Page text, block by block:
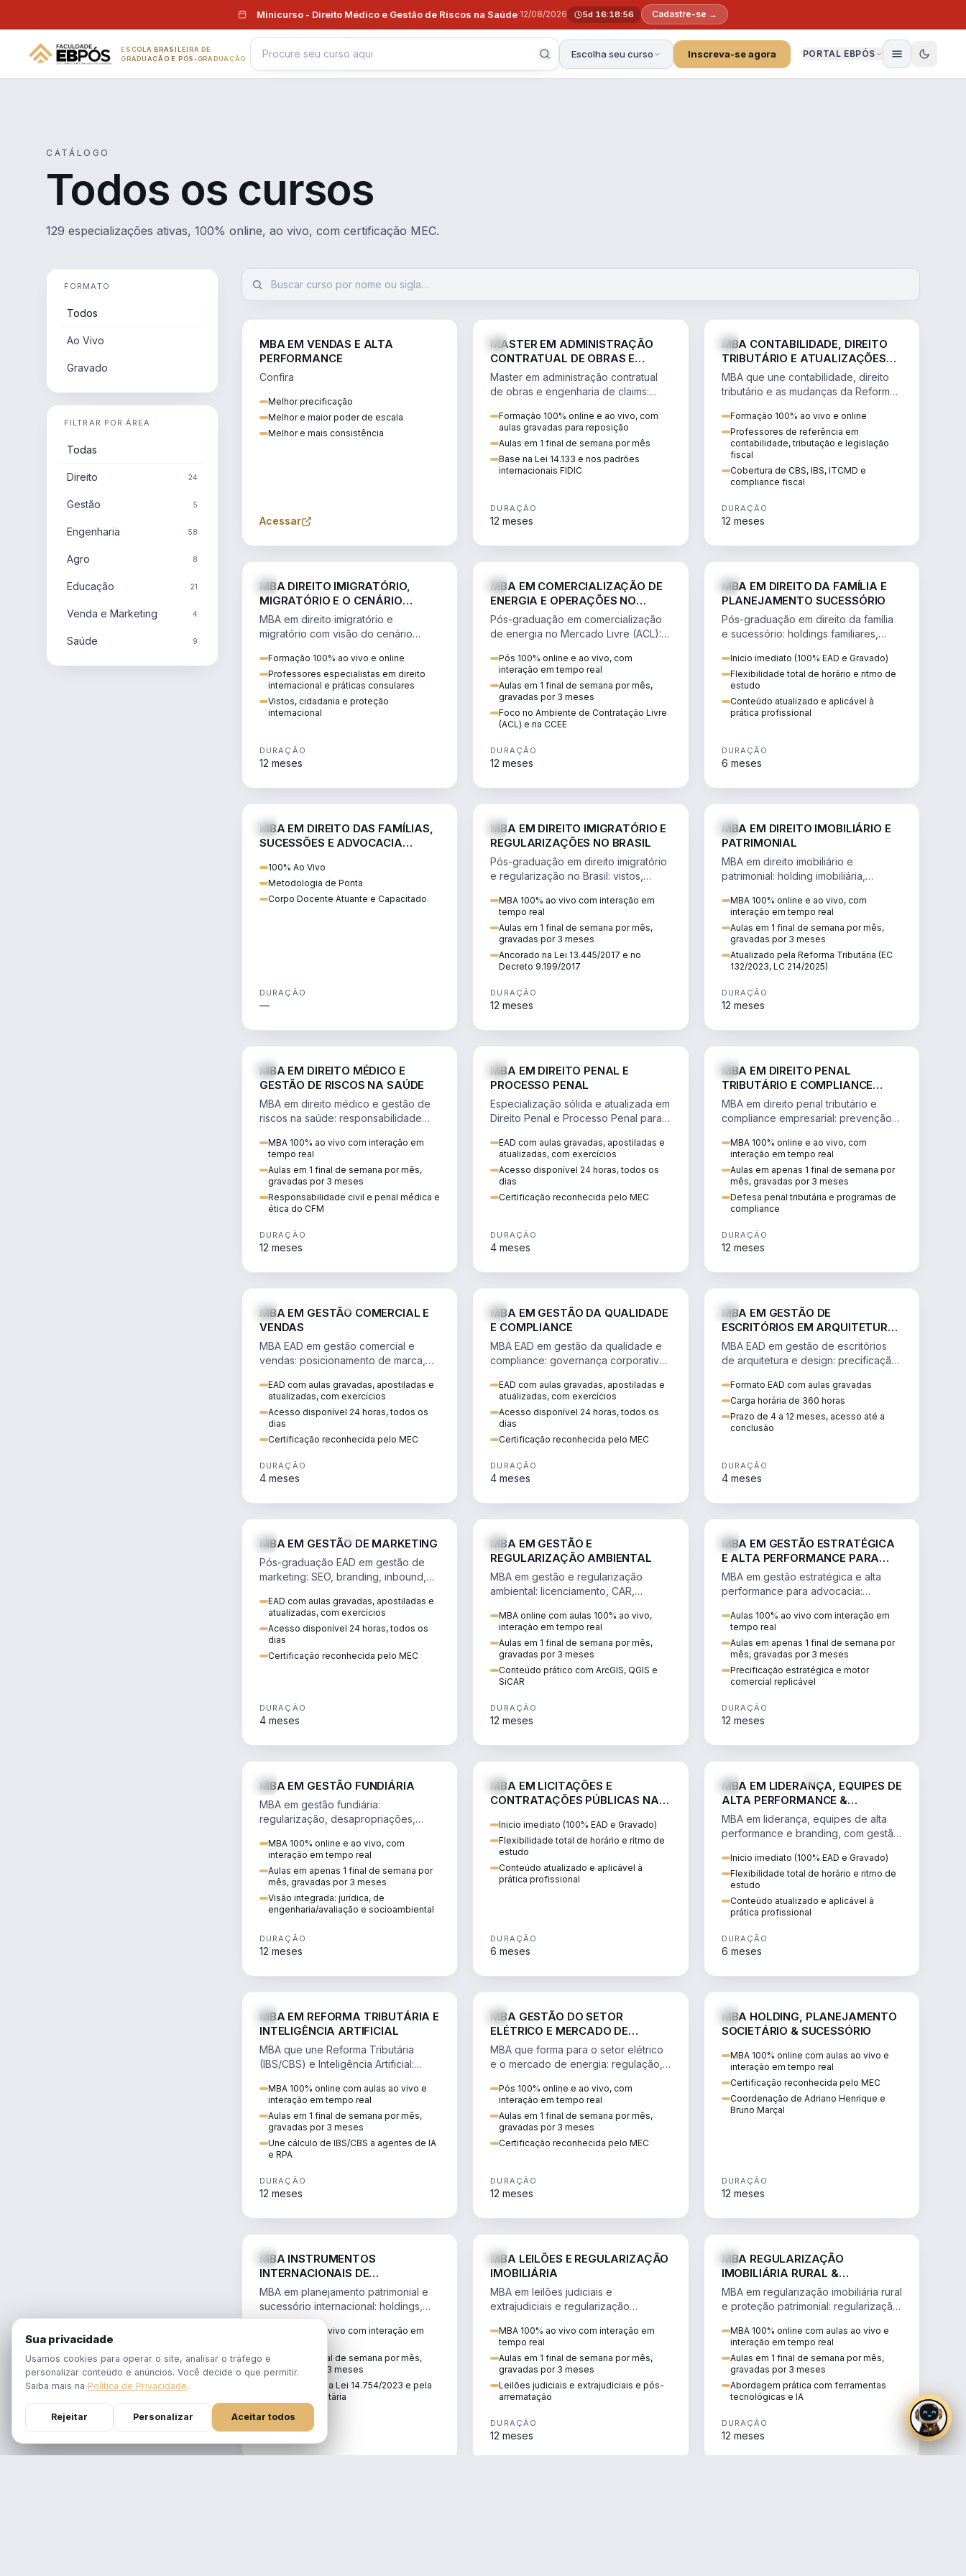
Minicurso - Direito Médico e Gestão de Riscos na Saúde·12/08/2026 5d 16:18:55 Cadastre-se →
ESCOLA BRASILEIRA DE
GRADUAÇÃO E PÓS-GRADUAÇÃO
Escolha seu curso Inscreva-se agora PORTAL EBPÓS
CATÁLOGO
Todos os cursos
129 especializações ativas, 100% online, ao vivo, com certificação MEC.
FORMATO
Todos
Ao Vivo
Gravado
FILTRAR POR ÁREA
Todas
Direito 24
Gestão 5
Engenharia 58
Agro 8
Educação 21
Venda e Marketing 4
Saúde 9
MBA EM VENDAS E ALTA
PERFORMANCE
Confira
Melhor precificação
Melhor e maior poder de escala
Melhor e mais consistência
Acessar
MASTER EM ADMINISTRAÇÃO
CONTRATUAL DE OBRAS E
ENGENHARIA DE CLAIMS
Master em administração contratual
de obras e engenharia de claims:
pleitos, delay analysis e FIDIC.
Formação 100% online e ao vivo, com
aulas gravadas para reposição
Aulas em 1 final de semana por mês
Base na Lei 14.133 e nos padrões
internacionais FIDIC
DURAÇÃO
12 meses
MBA CONTABILIDADE, DIREITO
TRIBUTÁRIO E ATUALIZAÇÕES
DA REFORMA TRIBUTÁRIA
MBA que une contabilidade, direito
tributário e as mudanças da Reforma
estratégica no novo cenário.
Formação 100% ao vivo e online
Professores de referência em
contabilidade, tributação e legislação
fiscal
Cobertura de CBS, IBS, ITCMD e
compliance fiscal
DURAÇÃO
12 meses
MBA DIREITO IMIGRATÓRIO,
MIGRATÓRIO E O CENÁRIO
INTERNACIONAL
MBA em direito imigratório e
migratório com visão do cenário
regularização e consultoria
transnacional.
Formação 100% ao vivo e online
Professores especialistas em direito
internacional e práticas consulares
Vistos, cidadania e proteção
internacional
DURAÇÃO
12 meses
MBA EM COMERCIALIZAÇÃO DE
ENERGIA E OPERAÇÕES NO
MERCADO LIVRE
Pós-graduação em comercialização
de energia no Mercado Livre (ACL):
risco e migração de clientes.
Pós 100% online e ao vivo, com
interação em tempo real
Aulas em 1 final de semana por mês,
gravadas por 3 meses
Foco no Ambiente de Contratação Livre
(ACL) e na CCEE
DURAÇÃO
12 meses
MBA EM DIREITO DA FAMÍLIA E
PLANEJAMENTO SUCESSÓRIO
Pós-graduação em direito da família
e sucessório: holdings familiares,
tributação da sucessão.
Inicio imediato (100% EAD e Gravado)
Flexibilidade total de horário e ritmo de
estudo
Conteúdo atualizado e aplicável à
prática profissional
DURAÇÃO
6 meses
MBA EM DIREITO DAS FAMÍLIAS,
SUCESSÕES E ADVOCACIA
100% Ao Vivo
Metodologia de Ponta
Corpo Docente Atuante e Capacitado
DURAÇÃO
—
MBA EM DIREITO IMIGRATÓRIO E
REGULARIZAÇÕES NO BRASIL
Pós-graduação em direito imigratório
e regularização no Brasil: vistos,
tributação do imigrante.
MBA 100% ao vivo com interação em
tempo real
Aulas em 1 final de semana por mês,
gravadas por 3 meses
Ancorado na Lei 13.445/2017 e no
Decreto 9.199/2017
DURAÇÃO
12 meses
MBA EM DIREITO IMOBILIÁRIO E
PATRIMONIAL
MBA em direito imobiliário e
patrimonial: holding imobiliária,
contratos e impactos da Reforma
Tributária.
MBA 100% online e ao vivo, com
interação em tempo real
Aulas em 1 final de semana por mês,
gravadas por 3 meses
Atualizado pela Reforma Tributária (EC
132/2023, LC 214/2025)
DURAÇÃO
12 meses
MBA EM DIREITO MÉDICO E
GESTÃO DE RISCOS NA SAÚDE
MBA em direito médico e gestão de
riscos na saúde: responsabilidade
judicialização e planejamento
patrimonial.
MBA 100% ao vivo com interação em
tempo real
Aulas em 1 final de semana por mês,
gravadas por 3 meses
Responsabilidade civil e penal médica e
ética do CFM
DURAÇÃO
12 meses
MBA EM DIREITO PENAL E
PROCESSO PENAL
Especialização sólida e atualizada em
Direito Penal e Processo Penal para a
jurídicos.
EAD com aulas gravadas, apostiladas e
atualizadas, com exercícios
Acesso disponível 24 horas, todos os
dias
Certificação reconhecida pelo MEC
DURAÇÃO
4 meses
MBA EM DIREITO PENAL
TRIBUTÁRIO E COMPLIANCE
EMPRESARIAL
MBA em direito penal tributário e
compliance empresarial: prevenção à
tributários e auditoria.
MBA 100% online e ao vivo, com
interação em tempo real
Aulas em apenas 1 final de semana por
mês, gravadas por 3 meses
Defesa penal tributária e programas de
compliance
DURAÇÃO
12 meses
MBA EM GESTÃO COMERCIAL E
VENDAS
MBA EAD em gestão comercial e
vendas: posicionamento de marca,
comportamento do consumidor na
era digital.
EAD com aulas gravadas, apostiladas e
atualizadas, com exercícios
Acesso disponível 24 horas, todos os
dias
Certificação reconhecida pelo MEC
DURAÇÃO
4 meses
MBA EM GESTÃO DA QUALIDADE
E COMPLIANCE
MBA EAD em gestão da qualidade e
compliance: governança corporativa,
contínua e IA aplicada a processos.
EAD com aulas gravadas, apostiladas e
atualizadas, com exercícios
Acesso disponível 24 horas, todos os
dias
Certificação reconhecida pelo MEC
DURAÇÃO
4 meses
MBA EM GESTÃO DE
ESCRITÓRIOS EM ARQUITETURA
E DESIGN
MBA EAD em gestão de escritórios
de arquitetura e design: precificação,
gestão de equipes criativas.
Formato EAD com aulas gravadas
Carga horária de 360 horas
Prazo de 4 a 12 meses, acesso até a
conclusão
DURAÇÃO
4 meses
MBA EM GESTÃO DE MARKETING
Pós-graduação EAD em gestão de
marketing: SEO, branding, inbound,
decisões orientadas por dados.
EAD com aulas gravadas, apostiladas e
atualizadas, com exercícios
Acesso disponível 24 horas, todos os
dias
Certificação reconhecida pelo MEC
DURAÇÃO
4 meses
MBA EM GESTÃO E
REGULARIZAÇÃO AMBIENTAL
MBA em gestão e regularização
ambiental: licenciamento, CAR,
perícia ambiental com ArcGIS, QGIS e
SiCAR.
MBA online com aulas 100% ao vivo,
interação em tempo real
Aulas em 1 final de semana por mês,
gravadas por 3 meses
Conteúdo prático com ArcGIS, QGIS e
SiCAR
DURAÇÃO
12 meses
MBA EM GESTÃO ESTRATÉGICA
E ALTA PERFORMANCE PARA
ADVOCACIA
MBA em gestão estratégica e alta
performance para advocacia:
escalável, lucrativo e bem
precificado.
Aulas 100% ao vivo com interação em
tempo real
Aulas em apenas 1 final de semana por
mês, gravadas por 3 meses
Precificação estratégica e motor
comercial replicável
DURAÇÃO
12 meses
MBA EM GESTÃO FUNDIÁRIA
MBA em gestão fundiária:
regularização, desapropriações,
ambiental em projetos de
infraestrutura.
MBA 100% online e ao vivo, com
interação em tempo real
Aulas em apenas 1 final de semana por
mês, gravadas por 3 meses
Visão integrada: jurídica, de
engenharia/avaliação e socioambiental
DURAÇÃO
12 meses
MBA EM LICITAÇÕES E
CONTRATAÇÕES PÚBLICAS NA
Inicio imediato (100% EAD e Gravado)
Flexibilidade total de horário e ritmo de
estudo
Conteúdo atualizado e aplicável à
prática profissional
DURAÇÃO
6 meses
MBA EM LIDERANÇA, EQUIPES DE
ALTA PERFORMANCE &
BRANDING
MBA em liderança, equipes de alta
performance e branding, com gestão
e comunicação persuasiva.
Inicio imediato (100% EAD e Gravado)
Flexibilidade total de horário e ritmo de
estudo
Conteúdo atualizado e aplicável à
prática profissional
DURAÇÃO
6 meses
MBA EM REFORMA TRIBUTÁRIA E
INTELIGÊNCIA ARTIFICIAL
MBA que une Reforma Tributária
(IBS/CBS) e Inteligência Artificial:
RPA e automação da rotina fiscal.
MBA 100% online com aulas ao vivo e
interação em tempo real
Aulas em 1 final de semana por mês,
gravadas por 3 meses
Une cálculo de IBS/CBS a agentes de IA
e RPA
DURAÇÃO
12 meses
MBA GESTÃO DO SETOR
ELÉTRICO E MERCADO DE
ENERGIA
MBA que forma para o setor elétrico
e o mercado de energia: regulação,
transmissão e revisão tarifária.
Pós 100% online e ao vivo, com
interação em tempo real
Aulas em 1 final de semana por mês,
gravadas por 3 meses
Certificação reconhecida pelo MEC
DURAÇÃO
12 meses
MBA HOLDING, PLANEJAMENTO
SOCIETÁRIO & SUCESSÓRIO
MBA 100% online com aulas ao vivo e
interação em tempo real
Certificação reconhecida pelo MEC
Coordenação de Adriano Henrique e
Bruno Marçal
DURAÇÃO
12 meses
MBA INSTRUMENTOS
INTERNACIONAIS DE
PLANEJAMENTO PATRIMONIAL &
SUCESSÓRIO
MBA em planejamento patrimonial e
sucessório internacional: holdings,
trusts e offshore sob a Lei
14.754/2023 e a Reforma Tributária.
MBA 100% ao vivo com interação em
Aulas em 1 final de semana por mês,
gravadas por 3 meses
Atualizado pela Lei 14.754/2023 e pela
Reforma Tributária
DURAÇÃO
12 meses
MBA LEILÕES E REGULARIZAÇÃO
IMOBILIÁRIA
MBA em leilões judiciais e
extrajudiciais e regularização
alienação fiduciária e pós-
arrematação.
MBA 100% ao vivo com interação em
tempo real
Aulas em 1 final de semana por mês,
gravadas por 3 meses
Leilões judiciais e extrajudiciais e pós-
arrematação
DURAÇÃO
12 meses
MBA REGULARIZAÇÃO
IMOBILIÁRIA RURAL &
PROTEÇÃO PATRIMONIAL
MBA em regularização imobiliária rural
e proteção patrimonial: regularização
rural.
MBA 100% online com aulas ao vivo e
interação em tempo real
Aulas em 1 final de semana por mês,
gravadas por 3 meses
Abordagem prática com ferramentas
tecnológicas e IA
DURAÇÃO
12 meses
Sua privacidade
Usamos cookies para operar o site, analisar o tráfego e
personalizar conteúdo e anúncios. Você decide o que permitir.
Saiba mais na Política de Privacidade.
Rejeitar Personalizar Aceitar todos